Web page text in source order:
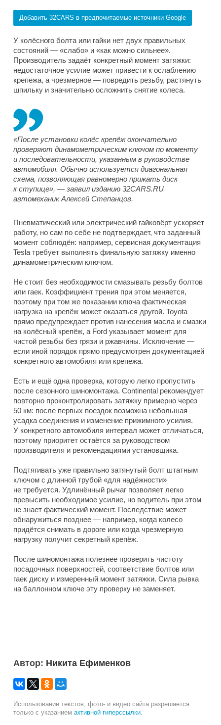
Добавить 32CARS в предпочитаемые источники Google
У колёсного болта или гайки нет двух правильных
состояний — «слабо» и «как можно сильнее».
Производитель задаёт конкретный момент затяжки:
недостаточное усилие может привести к ослаблению
крепежа, а чрезмерное — повредить резьбу, растянуть
шпильку и значительно осложнить снятие колеса.
«После установки колёс крепёж окончательно
проверяют динамометрическим ключом по моменту
и последовательности, указанным в руководстве
автомобиля. Обычно используется диагональная
схема, позволяющая равномерно прижать диск
к ступице», — заявил изданию 32CARS.RU
автомеханик Алексей Степанцов.
Пневматический или электрический гайковёрт ускоряет
работу, но сам по себе не подтверждает, что заданный
момент соблюдён: например, сервисная документация
Tesla требует выполнять финальную затяжку именно
динамометрическим ключом.
Не стоит без необходимости смазывать резьбу болтов
или гаек. Коэффициент трения при этом меняется,
поэтому при том же показании ключа фактическая
нагрузка на крепёж может оказаться другой. Toyota
прямо предупреждает против нанесения масла и смазки
на колёсный крепёж, а Ford указывает момент для
чистой резьбы без грязи и ржавчины. Исключение —
если иной порядок прямо предусмотрен документацией
конкретного автомобиля или крепежа.
Есть и ещё одна проверка, которую легко пропустить
после сезонного шиномонтажа. Continental рекомендует
повторно проконтролировать затяжку примерно через
50 км: после первых поездок возможна небольшая
усадка соединения и изменение прижимного усилия.
У конкретного автомобиля интервал может отличаться,
поэтому приоритет остаётся за руководством
производителя и рекомендациями установщика.
Подтягивать уже правильно затянутый болт штатным
ключом с длинной трубой «для надёжности»
не требуется. Удлинённый рычаг позволяет легко
превысить необходимое усилие, но водитель при этом
не знает фактический момент. Последствие может
обнаружиться позднее — например, когда колесо
придётся снимать в дороге или когда чрезмерную
нагрузку получит секретный крепёж.
После шиномонтажа полезнее проверить чистоту
посадочных поверхностей, соответствие болтов или
гаек диску и измеренный момент затяжки. Сила рывка
на баллонном ключе эту проверку не заменяет.
Автор: Никита Ефименков
Использование текстов, фото- и видео сайта разрешается
только с указанием активной гиперссылки